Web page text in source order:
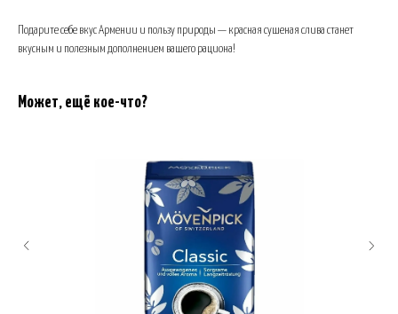
Подарите себе вкус Армении и пользу природы — красная сушеная слива станет
вкусным и полезным дополнением вашего рациона!
Может, ещё кое-что?